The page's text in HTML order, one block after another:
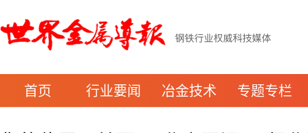
首页 行业要闻 冶金技术 专题专栏